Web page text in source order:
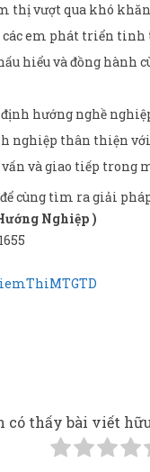
thị vượt qua khó
em phát triển
hiểu và đồng hành
hướng nghề
nghiệp thân thiện
và giao tiếp trong
cùng tìm ra giải
Nghiệp )
có thấy bài viết